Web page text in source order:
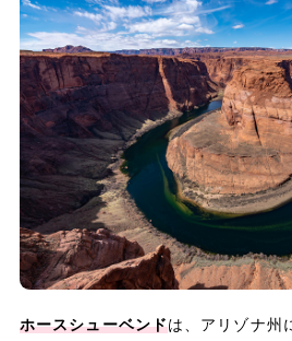
ホースシューベンドは、アリゾナ州